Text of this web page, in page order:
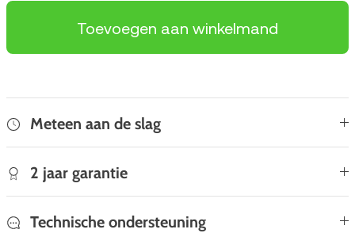
Toevoegen aan winkelmand
Meteen aan de slag
2 jaar garantie
Technische ondersteuning